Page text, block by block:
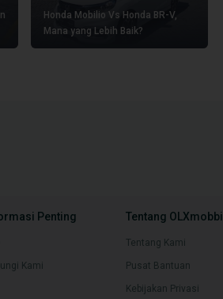
Honda Mobilio Vs Honda BR-V,
Mana yang Lebih Baik?
Penting
Kami
Tentang OLXmobbi
Tentang Kami
Pusat Bantuan
Kebijakan Privasi